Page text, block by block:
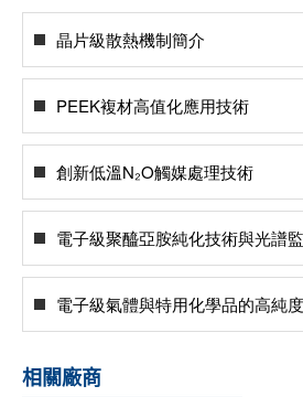
晶片級散熱機制簡介
PEEK複材高值化應用技術
創新低溫N₂O觸媒處理技術
電子級聚醯亞胺純化技術與光譜
電子級氣體與特用化學品的高純
相關廠商